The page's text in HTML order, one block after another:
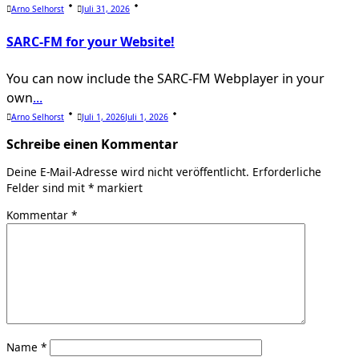
Arno Selhorst Juli 31, 2026
SARC-FM for your Website!
You can now include the SARC-FM Webplayer in your
own...
Arno Selhorst Juli 1, 2026Juli 1, 2026
Schreibe einen Kommentar
Deine E-Mail-Adresse wird nicht veröffentlicht. Erforderliche
Felder sind mit * markiert
Kommentar *
Name *